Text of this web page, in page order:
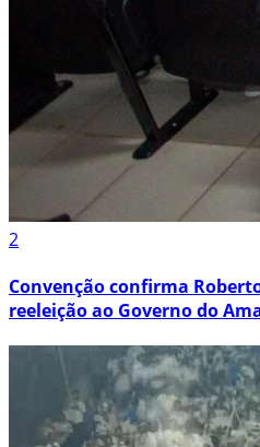
2
Convenção confirma
reeleição ao Governo do